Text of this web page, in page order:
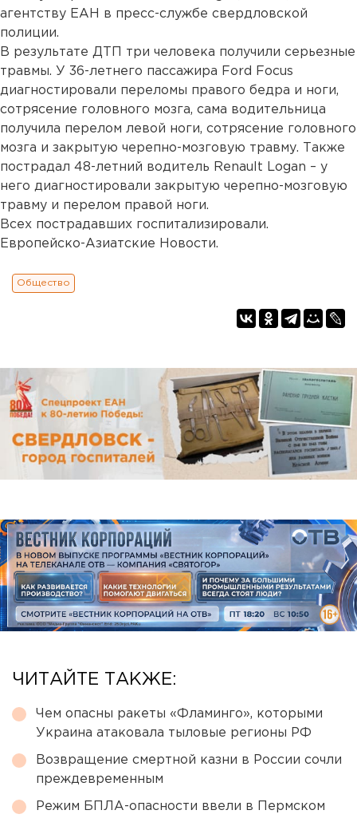
агентству ЕАН в пресс-службе свердловской
полиции.
В результате ДТП три человека получили серьезные
травмы. У 36-летнего пассажира Ford Focus
диагностировали переломы правого бедра и ноги,
сотрясение головного мозга, сама водительница
получила перелом левой ноги, сотрясение головного
мозга и закрытую черепно-мозговую травму. Также
пострадал 48-летний водитель Renault Logan – у
него диагностировали закрытую черепно-мозговую
травму и перелом правой ноги.
Всех пострадавших госпитализировали.
Европейско-Азиатские Новости.
Общество
ЧИТАЙТЕ ТАКЖЕ:
Чем опасны ракеты «Фламинго», которыми
Украина атаковала тыловые регионы РФ
Возвращение смертной казни в России сочли
преждевременным
Режим БПЛА-опасности ввели в Пермском